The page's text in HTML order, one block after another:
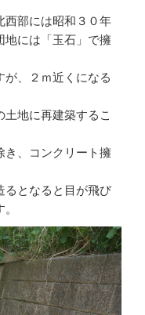
西部には昭和３０年
地には「玉石」で擁
が、２ｍ近くになる
地に再建築するこ
き、コンクリート擁
るとなると目が飛び